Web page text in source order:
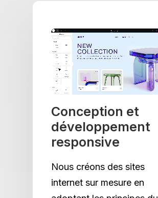
Conception et
développement
responsive
Nous créons des sites
internet sur mesure en